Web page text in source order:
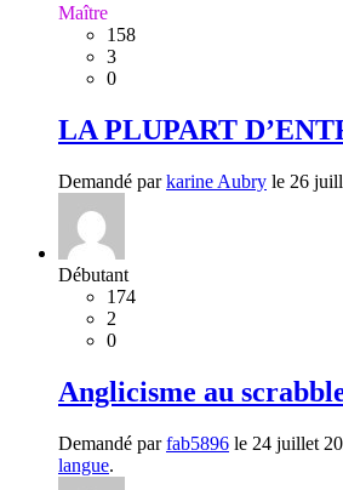
Maître
158
3
0
LA PLUPART
Demandé parkarine Aubry le 26
Débutant
174
2
0
Anglicisme au
Demandé parfab5896 le 24 juillet
langue.